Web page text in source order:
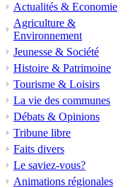
Actualités & Economie
Agriculture &
Environnement
Jeunesse & Société
Histoire & Patrimoine
Tourisme & Loisirs
La vie des communes
Débats & Opinions
Tribune libre
Faits divers
Le saviez-vous?
Animations régionales